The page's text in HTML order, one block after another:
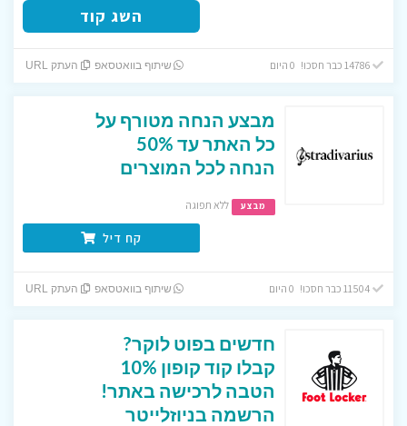
השג קוד
14786 כבר חסכו! 0 היום שיתוף בוואטסאפ העתק URL
מבצע הנחה מטורף על
כל האתר עד 50%
הנחה לכל המוצרים
מבצע ללא תפוגה
קח דיל
11504 כבר חסכו! 0 היום שיתוף בוואטסאפ העתק URL
חדשים בפוט לוקר?
קבלו קוד קופון 10%
הטבה לרכישה באתר!
הרשמה בניוזלייטר